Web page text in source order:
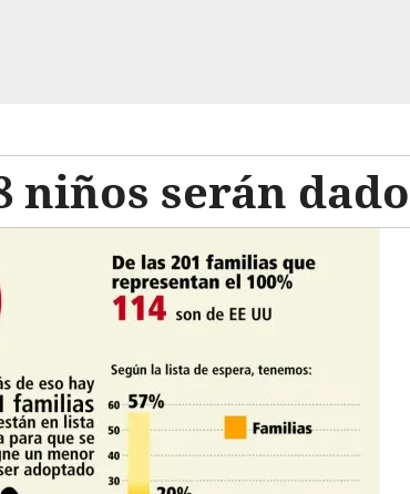
niños serán